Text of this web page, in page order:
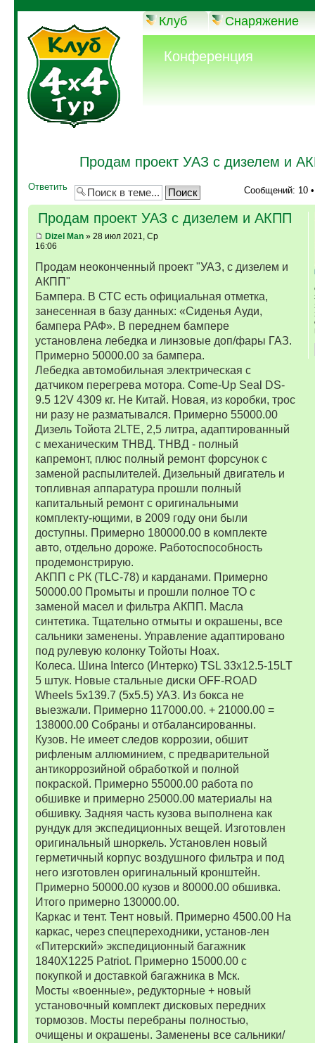
Клуб Снаряжение
Конференция
Продам проект УАЗ с дизелем и
Ответить Сообщений: 10
Продам проект УАЗ с дизелем и АКПП
Dizel Man» 28 июл 2021, Ср
16:06
Продам неоконченный проект "УАЗ, с дизелем и
АКПП"
Бампера. В СТС есть официальная отметка,
занесенная в базу данных: «Сиденья Ауди,
бампера РАФ». В переднем бампере
установлена лебедка и линзовые доп/фары ГАЗ.
Примерно 50000.00 за бампера.
Лебедка автомобильная электрическая с
датчиком перегрева мотора. Come-Up Seal DS-
9.5 12V 4309 кг. Не Китай. Новая, из коробки, трос
ни разу не разматывался. Примерно 55000.00
Дизель Тойота 2LTE, 2,5 литра, адаптированный
с механическим ТНВД. ТНВД - полный
капремонт, плюс полный ремонт форсунок с
заменой распылителей. Дизельный двигатель и
топливная аппаратура прошли полный
капитальный ремонт с оригинальными
комплекту-ющими, в 2009 году они были
доступны. Примерно 180000.00 в комплекте
авто, отдельно дороже. Работоспособность
продемонстрирую.
АКПП с РК (TLC-78) и карданами. Примерно
50000.00 Промыты и прошли полное ТО с
заменой масел и фильтра АКПП. Масла
синтетика. Тщательно отмыты и окрашены, все
сальники заменены. Управление адаптировано
под рулевую колонку Тойоты Ноах.
Колеса. Шина Interco (Интерко) TSL 33x12.5-15LT
5 штук. Новые стальные диски OFF-ROAD
Wheels 5x139.7 (5x5.5) УАЗ. Из бокса не
выезжали. Примерно 117000.00. + 21000.00 =
138000.00 Собраны и отбалансированны.
Кузов. Не имеет следов коррозии, обшит
рифленым аллюминием, с предварительной
антикоррозийной обработкой и полной
покраской. Примерно 55000.00 работа по
обшивке и примерно 25000.00 материалы на
обшивку. Задняя часть кузова выполнена как
рундук для экспедиционных вещей. Изготовлен
оригинальный шноркель. Установлен новый
герметичный корпус воздушного фильтра и под
него изготовлен оригинальный кронштейн.
Примерно 50000.00 кузов и 80000.00 обшивка.
Итого примерно 130000.00.
Каркас и тент. Тент новый. Примерно 4500.00 На
каркас, через спецпереходники, установ-лен
«Питерский» экспедиционный багажник
1840Х1225 Patriot. Примерно 15000.00 с
покупкой и доставкой багажника в Мск.
Мосты «военные», редукторные + новый
установочный комплект дисковых передних
тормозов. Мосты перебраны полностью,
очищены и окрашены. Заменены все сальники/